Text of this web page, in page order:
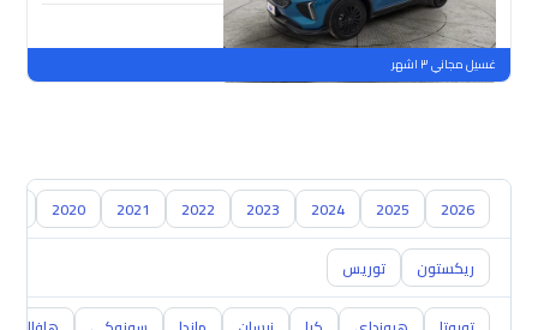
جديدة
ملوحة
غسيل مجاني ٣ اشهر
2026
2025
2024
2023
2022
2021
2020
ريكستون توريس